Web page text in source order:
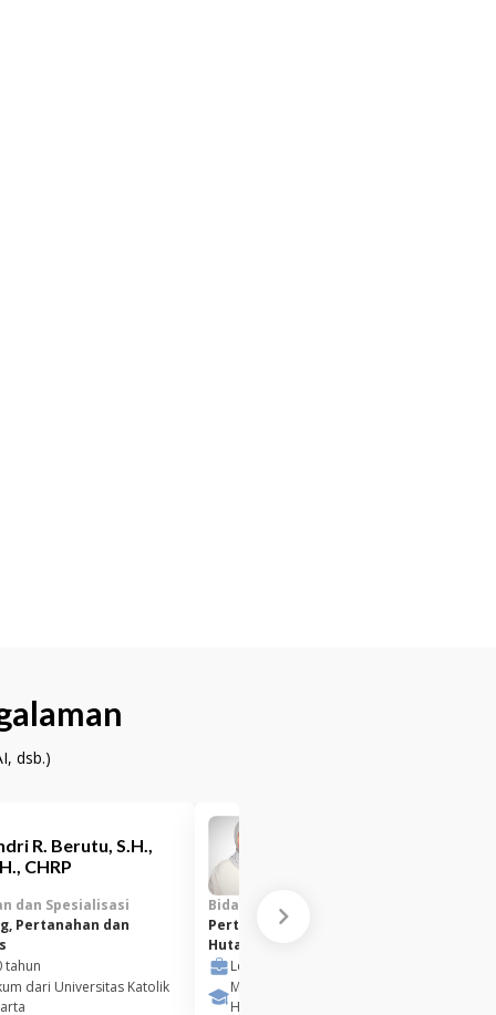
dsb.)
R. Berutu, S.H.,
CHRP
dan Spesialisasi
Pertanahan dan
tahun
dari Universitas Katolik
Bidang Keahlian dan Spesialisasi
Pertanahan dan Properti, Bisnis,
Hutang Piutang
Lebih dari
Magister Hukum dari Universitas Pelita
Harapan